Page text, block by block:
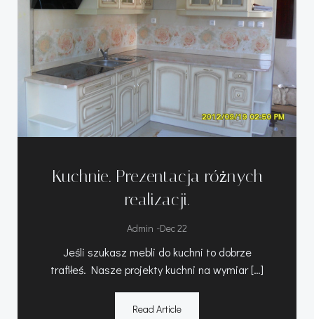
Kuchnie. Prezentacja różnych
realizacji.
Admin -Dec 22
Jeśli szukasz mebli do kuchni to dobrze
trafiłeś. Nasze projekty kuchni na wymiar […]
Read Article